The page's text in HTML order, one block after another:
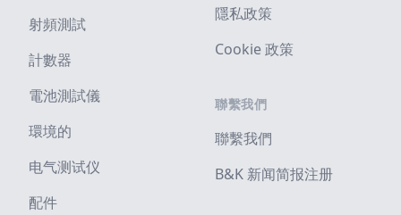
射頻測試
計數器
電池測試儀
環境的
电气测试仪
配件
隱私政策
Cookie 政策
聯繫我們
聯繫我們
B&K 新闻简报注册